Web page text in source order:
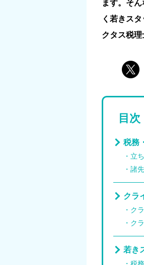
ます。そ
く若きス
クタス税
目次
税務
立
諸
クラ
ク
ク
若き